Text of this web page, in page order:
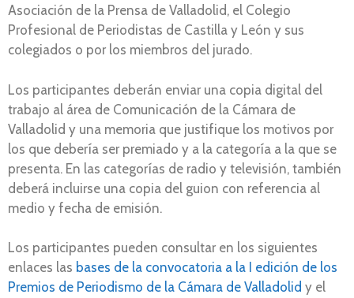
Asociación de la Prensa de Valladolid, el Colegio
Profesional de Periodistas de Castilla y León y sus
colegiados o por los miembros del jurado.
Los participantes deberán enviar una copia digital del
trabajo al área de Comunicación de la Cámara de
Valladolid y una memoria que justifique los motivos por
los que debería ser premiado y a la categoría a la que se
presenta. En las categorías de radio y televisión, también
deberá incluirse una copia del guion con referencia al
medio y fecha de emisión.
Los participantes pueden consultar en los siguientes
enlaces las bases de la convocatoria a la I edición de los
Premios de Periodismo de la Cámara de Valladolid y el